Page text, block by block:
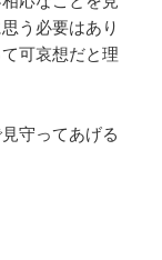
う必要はあり
可哀想だと理
守ってあげる